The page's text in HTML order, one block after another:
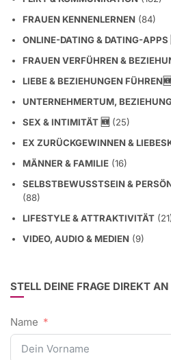
FRAUEN KENNENLERNEN (84)
ONLINE-DATING & DATING-APPS
FRAUEN VERFÜHREN &
LIEBE & BEZIEHUNGEN FÜHREN🆕
UNTERNEHMERTUM,
SEX & INTIMITÄT 🆕 (25)
EX ZURÜCKGEWINNEN &
MÄNNER & FAMILIE (16)
SELBSTBEWUSSTSEIN &
(88)
LIFESTYLE & ATTRAKTIVITÄT
VIDEO, AUDIO & MEDIEN (9)
STELL DEINE FRAGE DIREKT AN
Name